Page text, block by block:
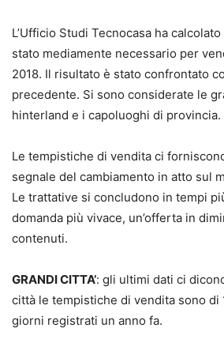
L’Ufficio Studi Tecnocasa ha
stato mediamente necessario per
2018. Il risultato è stato confrontato
precedente. Si sono considerate le
hinterland e i capoluoghi di provincia.
Le tempistiche di vendita ci
segnale del cambiamento in atto sul
Le trattative si concludono in tempi
domanda più vivace, un’offerta in
contenuti.
GRANDI CITTA’: gli ultimi dati ci
città le tempistiche di vendita sono di
giorni registrati un anno fa.